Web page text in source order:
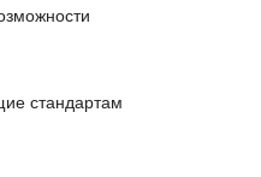
стандартам